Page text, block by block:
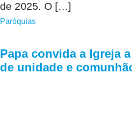
de 2025. O […]
Paróquias
Papa convida a Igreja
de unidade e